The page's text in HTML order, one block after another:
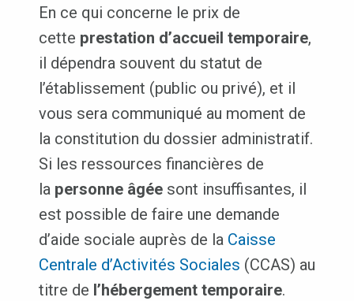
En ce qui concerne le prix de
cette prestation d’accueil temporaire,
il dépendra souvent du statut de
l’établissement (public ou privé), et il
vous sera communiqué au moment de
la constitution du dossier administratif.
Si les ressources financières de
la personne âgéesont insuffisantes, il
est possible de faire une demande
d’aide sociale auprès de la Caisse
Centrale d’Activités Sociales (CCAS) au
titre de l’hébergement temporaire.